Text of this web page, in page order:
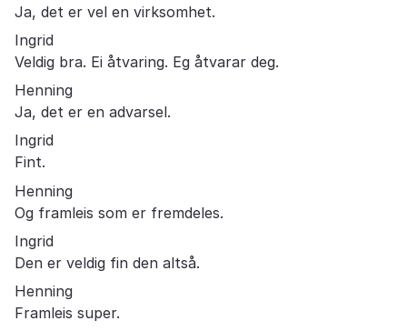
Ja, det er vel en virksomhet.
Ingrid
Veldig bra. Ei åtvaring. Eg åtvarar deg.
Henning
Ja, det er en advarsel.
Ingrid
Fint.
Henning
Og framleis som er fremdeles.
Ingrid
Den er veldig fin den altså.
Henning
Framleis super.